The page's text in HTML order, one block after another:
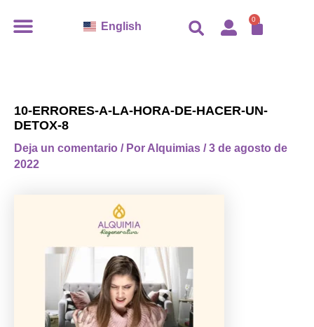
English 0
10-ERRORES-A-LA-HORA-DE-HACER-UN-
DETOX-8
Deja un comentario / Por Alquimias /3 de agosto de
2022